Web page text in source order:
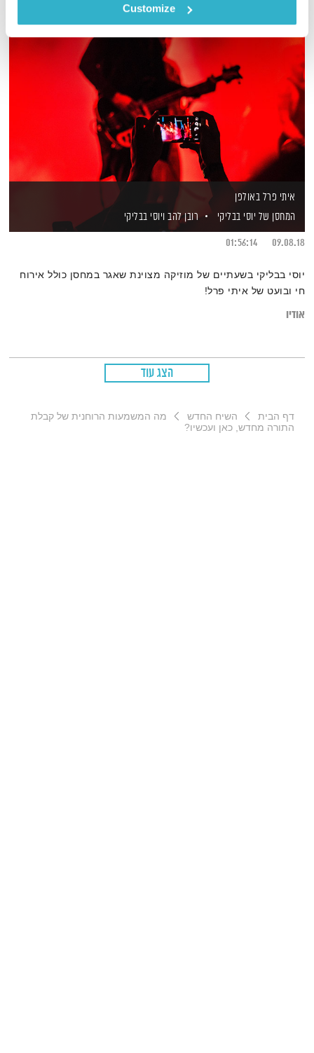
Customize
איתי פרל באולפן
המחסן של יוסי בבליקי
רובן להב ויוסי בבליקי
09.08.18
01:56:14
יוסי בבליקי בשעתיים של מוזיקה מצוינת שאגר במחסן כולל אירוח
חי ובועט של איתי פרל!
אודיו
הצג עוד
דף הבית השיח החדש
מה המשמעות הרוחנית של קבלת
התורה מחדש, כאן ועכשיו?